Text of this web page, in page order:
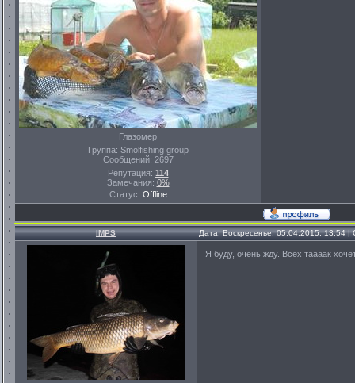
Глазомер
Группа: Smolfishing group
Сообщений: 2697
Репутация: 114
Замечания: 0%
Статус: Offline
IMPS Дата: Воскресенье, 05.04.2015, 13:54
Я буду, очень жду. Всех таааак